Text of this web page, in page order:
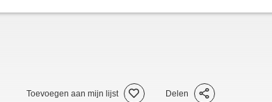
Toevoegen aan mijn lijst Delen